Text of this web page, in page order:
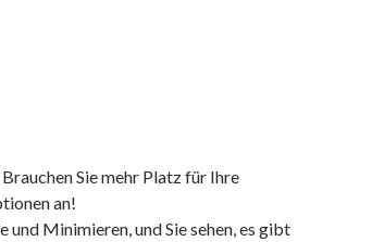
Sie mehr Platz für Ihre
an!
Minimieren, und Sie sehen, es gibt